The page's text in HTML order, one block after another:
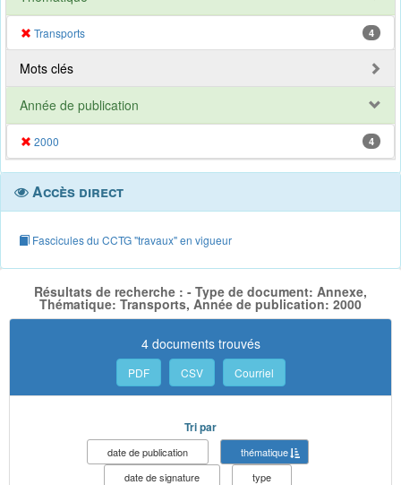
Transports 4
Mots clés
Année de publication
2000 4
Accès direct
Fascicules du CCTG "travaux" en vigueur
Résultats de recherche : - Type de document: Annexe,
Thématique: Transports, Année de publication: 2000
4 documents trouvés
PDF CSV Courriel
Tri par
date de publication
thématique
date de signature
type